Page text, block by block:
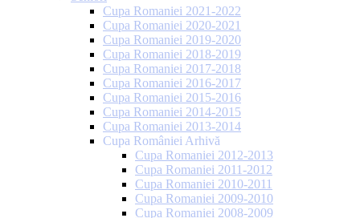
Cupa Romaniei 2021-2022
Cupa Romaniei 2020-2021
Cupa Romaniei 2019-2020
Cupa Romaniei 2018-2019
Cupa Romaniei 2017-2018
Cupa Romaniei 2016-2017
Cupa Romaniei 2015-2016
Cupa Romaniei 2014-2015
Cupa Romaniei 2013-2014
Cupa României Arhivă
Cupa Romaniei 2012-2013
Cupa Romaniei 2011-2012
Cupa Romaniei 2010-2011
Cupa Romaniei 2009-2010
Cupa Romaniei 2008-2009